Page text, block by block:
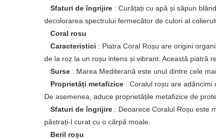
Sfaturi de îngrijire : Curățați cu apă și săpun
decolorarea spectrului fermecător de culori al
Coral rosu
Caracteristici : Piatra Coral Roșu are origini
de la roz la un roșu intens și vibrant. Această piatră
Surse : Marea Mediterană este unul dintre cele
Proprietăți metafizice : Coralul roșu are adâncimi
De asemenea, aduce proprietățile metafizice de
Sfaturi de îngrijire : Deoarece Coralul Roșu este
păstrați-l curat cu o cârpă moale.
Beril roșu